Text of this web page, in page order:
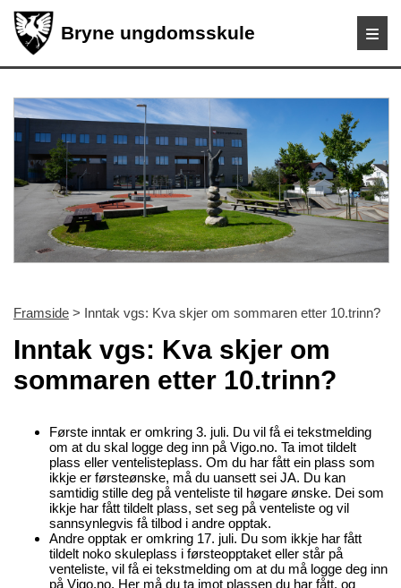
Bryne ungdomsskule
Framside > Inntak vgs: Kva skjer om sommaren etter 10.trinn?
Inntak vgs: Kva skjer om
sommaren etter 10.trinn?
Første inntak er omkring 3. juli. Du vil få ei tekstmelding
om at du skal logge deg inn på Vigo.no. Ta imot tildelt
plass eller ventelisteplass. Om du har fått ein plass som
ikkje er førsteønske, må du uansett sei JA. Du kan
samtidig stille deg på venteliste til høgare ønske. Dei som
ikkje har fått tildelt plass, set seg på venteliste og vil
sannsynlegvis få tilbod i andre opptak.
Andre opptak er omkring 17. juli. Du som ikkje har fått
tildelt noko skuleplass i førsteopptaket eller står på
venteliste, vil få ei tekstmelding om at du må logge deg inn
på Vigo.no. Her må du ta imot plassen du har fått, og